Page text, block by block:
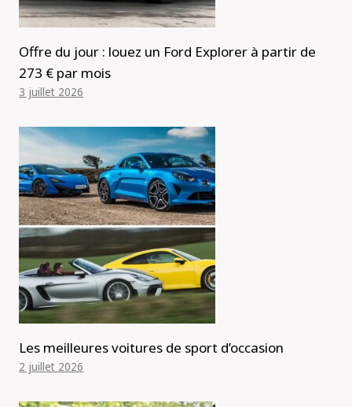
Offre du jour : louez un Ford Explorer à partir de
273 € par mois
3 juillet 2026
Les meilleures voitures de sport d’occasion
2 juillet 2026